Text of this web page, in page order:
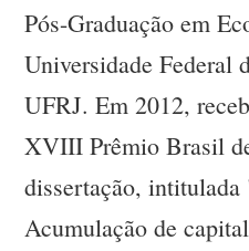
Pós-Graduação em
Universidade Federal
UFRJ. Em 2012,
XVIII Prêmio Brasil
dissertação,
Acumulação de